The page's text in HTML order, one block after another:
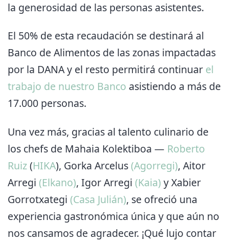
la generosidad de las personas asistentes.
El 50% de esta recaudación se destinará al
Banco de Alimentos de las zonas impactadas
por la DANA y el resto permitirá continuar el
trabajo de nuestro Banco asistiendo a más de
17.000 personas.
Una vez más, gracias al talento culinario de
los chefs de Mahaia Kolektiboa — Roberto
Ruiz(HIKA), Gorka Arcelus (Agorregi), Aitor
Arregi (Elkano), Igor Arregi (Kaia) y Xabier
Gorrotxategi (Casa Julián), se ofreció una
experiencia gastronómica única y que aún no
nos cansamos de agradecer. ¡Qué lujo contar